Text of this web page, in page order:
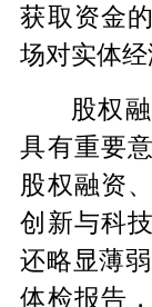
获取资金
场对实体经
股权
具有重要
股权融资
创新与科
还略显薄
体检报告